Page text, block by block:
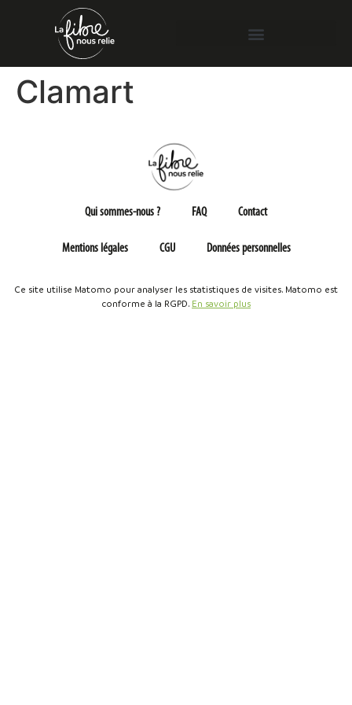
Clamart
Qui sommes-nous ? FAQ Contact
Mentions légales CGU Données personnelles
Ce site utilise Matomo pour analyser les statistiques de visites. Matomo est
conforme à la RGPD. En savoir plus